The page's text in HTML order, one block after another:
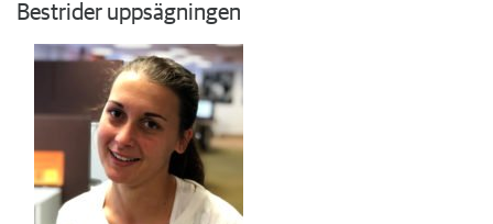
Bestrider uppsägningen